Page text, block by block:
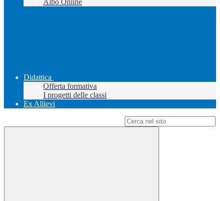
Albo Online
Didattica
Offerta formativa
I progetti delle classi
Ex Allievi